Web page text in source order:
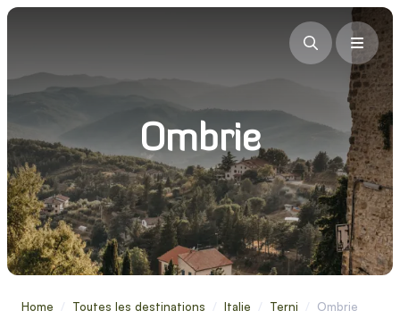
Ombrie
Home / Toutes les destinations / Italie / Terni / Ombrie